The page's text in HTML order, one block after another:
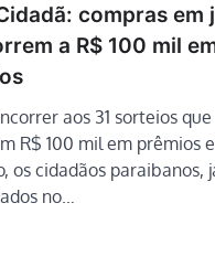
compras em
a R$ 100 mil
aos 31 sorteios que
R$ 100 mil em prêmios
os cidadãos paraibanos,
no…